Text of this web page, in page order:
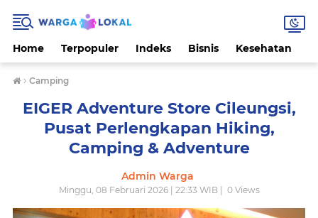
Home Terpopuler Indeks Bisnis Kesehatan
› Camping
EIGER Adventure Store Cileungsi,
Pusat Perlengkapan Hiking,
Camping & Adventure
Admin Warga
Minggu, 08 Februari 2026 | 22:33 WIB | 0Views